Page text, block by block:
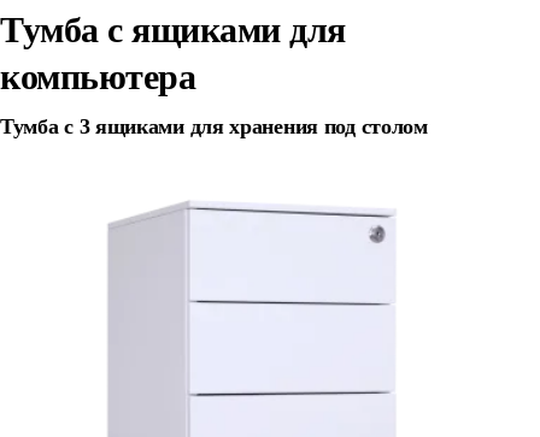
Тумба с ящиками для
компьютера
Тумба с 3 ящиками для хранения под столом